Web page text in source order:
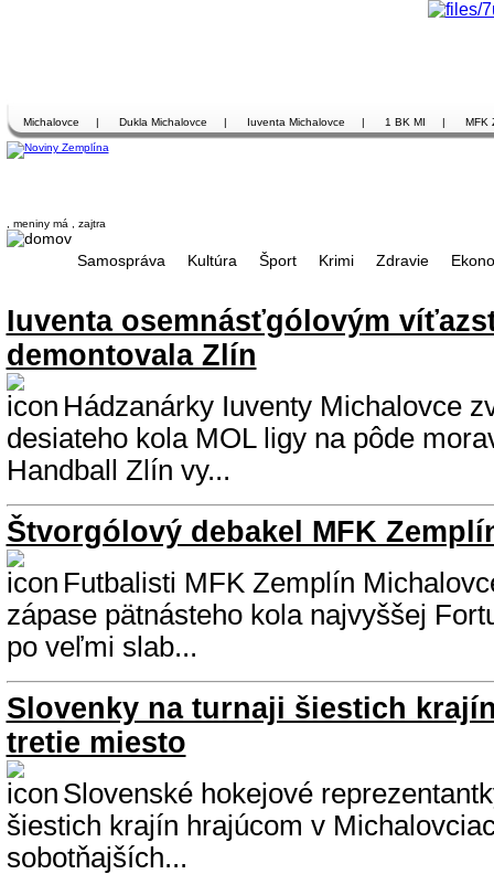
Michalovce | Dukla Michalovce | Iuventa Michalovce | 1 BK MI | MFK
, meniny má , zajtra
Samospráva Kultúra Šport Krimi Zdravie
Iuventa osemnásťgólovým
demontovala Zlín
Hádzanárky Iuventy Michalovce
desiateho kola MOL ligy na pôde
Handball Zlín vy...
Štvorgólový debakel MFK
Futbalisti MFK Zemplín
zápase pätnásteho kola najvyššej
po veľmi slab...
Slovenky na turnaji šiestich
tretie miesto
Slovenské hokejové
šiestich krajín hrajúcom v
sobotňajších...